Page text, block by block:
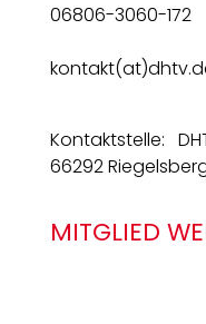
06806-3060-172
Kontaktstelle:
66292
MITGLIED